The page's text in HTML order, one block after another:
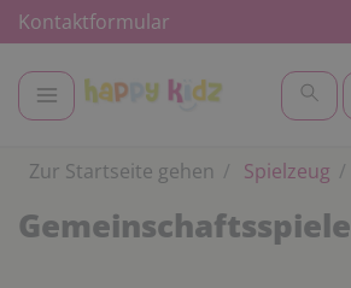
Kontaktformular
Zur Startseite gehen Spielzeug
Gemeinschaftsspiele